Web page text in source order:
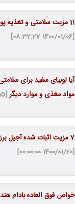
11 مزیت سلامتی و تغذیه پودر کاکائو
[1400/01/06 08:32:27]
آیا لوبیای سفید برای
مواد مغذی و موارد دیگر[1400/01/15 00:00:00]
7 مزیت اثبات شده آجیل برزیلی برای سلامتی
[1400/01/20 00:00:00]
خواص فوق العاده بادام